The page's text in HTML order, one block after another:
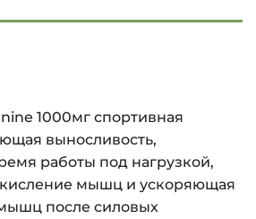
1000мг спортивная
выносливость,
работы под нагрузкой,
мышц и ускоряющая
после силовых